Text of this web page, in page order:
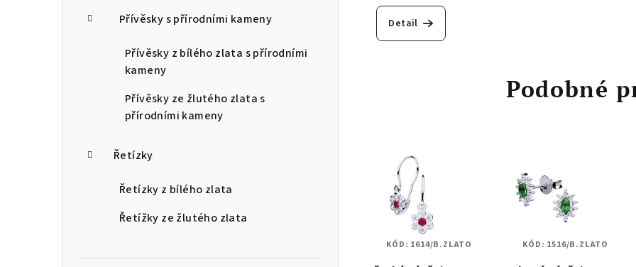
Přívěsky s přírodními kameny
Přívěsky z bílého zlata s přírodními
kameny
Přívěsky ze žlutého zlata s
přírodními kameny
Řetízky
Řetízky z bílého zlata
Řetížky ze žlutého zlata
Detail
Podobné
KÓD: 1614/B.ZLATO KÓD: 1516/B.ZLATO